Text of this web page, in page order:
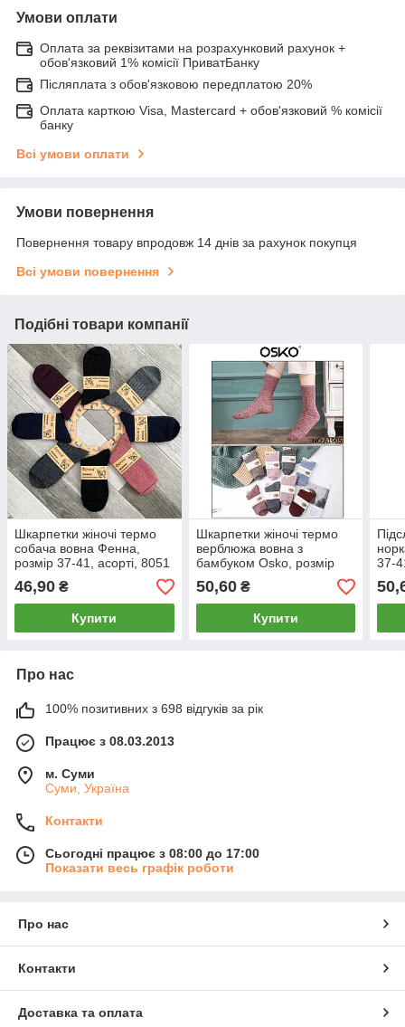
Умови оплати
Оплата за реквізитами на розрахунковий рахунок +
обов'язковий 1% комісії ПриватБанку
Післяплата з обов'язковою передплатою 20%
Оплата карткою Visa, Mastercard + обов'язковий % комісії
банку
Всі умови оплати
Умови повернення
Повернення товару впродовж 14 днів за рахунок покупця
Всі умови повернення
Подібні товари компанії
Шкарпетки жіночі термо
собача вовна Фенна,
розмір 37-41, асорті, 8051
46,90 ₴
Купити
Шкарпетки жіночі термо
верблюжа вовна з
бамбуком Osko, розмір
50,60₴
Купити
37-
Про нас
100% позитивних з 698 відгуків за рік
Працює з 08.03.2013
м. Суми
Суми, Україна
Контакти
Сьогодні працює з 08:00 до 17:00
Показати весь графік роботи
Про нас
Контакти
Доставка та оплата